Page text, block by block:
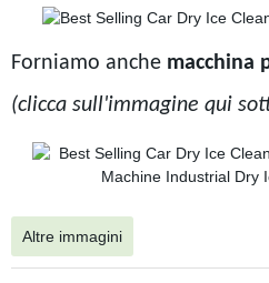
Forniamo anchemacchina
(clicca sull'immagine qui
Altre immagini